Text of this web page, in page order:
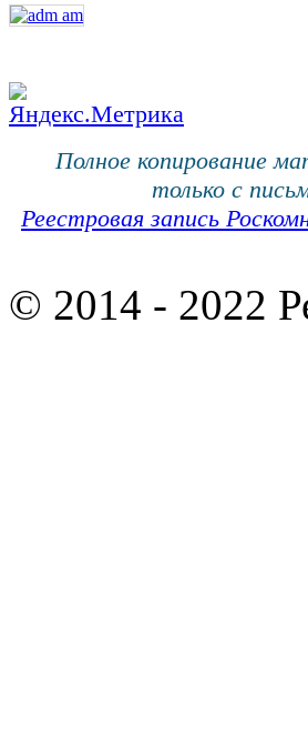
Полное копирование
только с
Реестровая запись
© 2014 - 2022